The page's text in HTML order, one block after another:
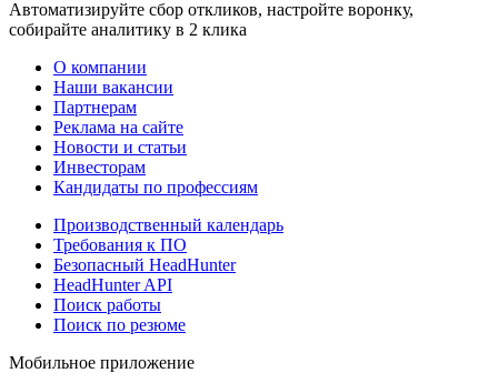
Автоматизируйте сбор откликов, настройте воронку,
собирайте аналитику в 2 клика
О компании
Наши вакансии
Партнерам
Реклама на сайте
Новости и статьи
Инвесторам
Кандидаты по профессиям
Производственный календарь
Требования к ПО
Безопасный HeadHunter
HeadHunter API
Поиск работы
Поиск по резюме
Мобильное приложение